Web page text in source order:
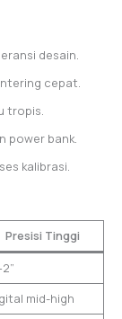
desain.
cepat.
tropis.
power bank.
kalibrasi.
Presisi Tinggi
mid-high